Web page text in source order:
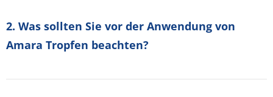
2. Was sollten Sie vor der Anwendung von
Amara Tropfen beachten?